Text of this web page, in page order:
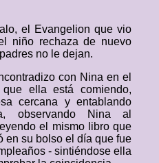
el Evangelion que vio
niño rechaza de nuevo
no le dejan.
con Nina en el
ella está comiendo,
cercana y entablando
observando Nina al
el mismo libro que
en su bolso el día que fue
- sintiéndose ella